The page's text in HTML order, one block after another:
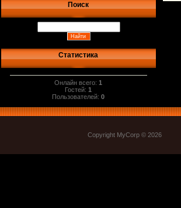
Поиск
Статистика
Онлайн всего:1
Гостей:1
Пользователей:0
Copyright MyCorp © 2026